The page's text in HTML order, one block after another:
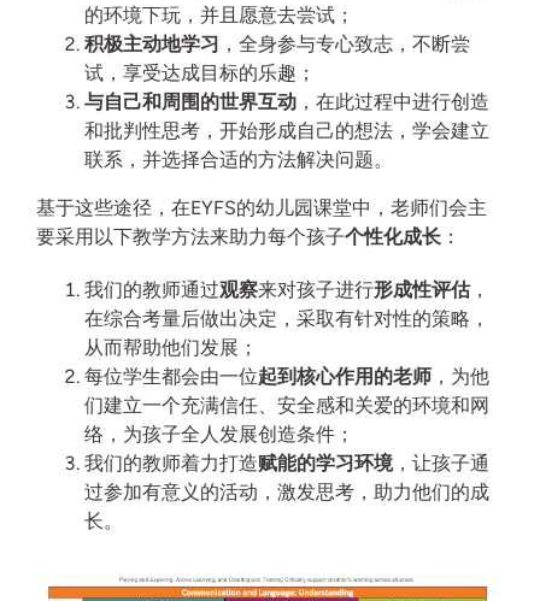
的环境下玩，并且愿意去尝试；
积极主动地学习 ，全身参与专心致志，不断尝
试，享受达成目标的乐趣；
与自己和周围的世界互动 ，在此过程中进行创造
和批判性思考，开始形成自己的想法，学会建立
联系，并选择合适的方法解决问题。
基于这些途径，在EYFS的幼儿园课堂中，老师们会主
要采用以下教学方法来助力每个孩子个性化成长 ：
我们的教师通过观察来对孩子进行形成性评估，
在综合考量后做出决定，采取有针对性的策略，
从而帮助他们发展；
每位学生都会由一位起到核心作用的老师 ，为他
们建立一个充满信任、安全感和关爱的环境和网
络，为孩子全人发展创造条件；
我们的教师着力打造赋能的学习环境，让孩子通
过参加有意义的活动，激发思考，助力他们的成
长。